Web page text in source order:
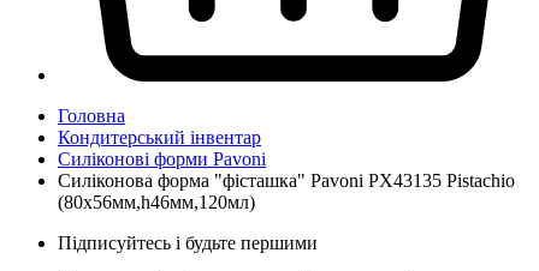
Головна
Кондитерський інвентар
Силіконові форми Pavoni
Силіконова форма "фісташка" Pavoni PX43135 Pistachio
(80х56мм,h46мм,120мл)
Підписуйтесь і будьте першими